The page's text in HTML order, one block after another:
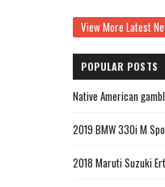
View More Latest
POPULAR POSTS
Native American
2019 BMW 330i M
2018 Maruti Suzuki